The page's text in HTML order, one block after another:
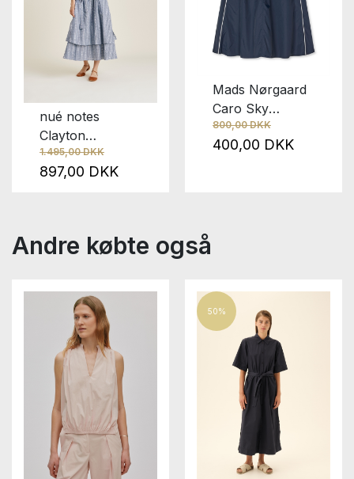
nué notes
Clayton
Chambray
Striped
1.495,00 DKK
897,00 DKK
Mads Nørgaard
Caro Sky
Captain
800,00 DKK
400,00 DKK
Andre købte også
50%